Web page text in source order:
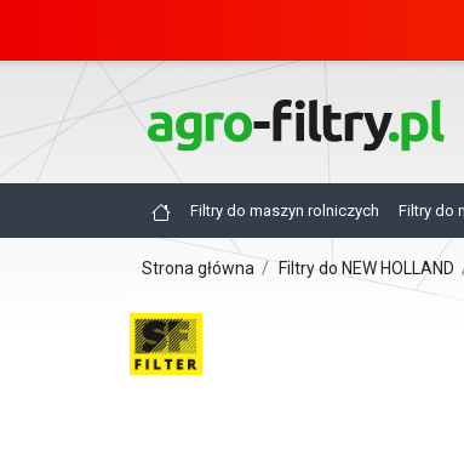
Filtry do maszyn rolniczych Filtry do
Strona główna / Filtry do NEW HOLLAND